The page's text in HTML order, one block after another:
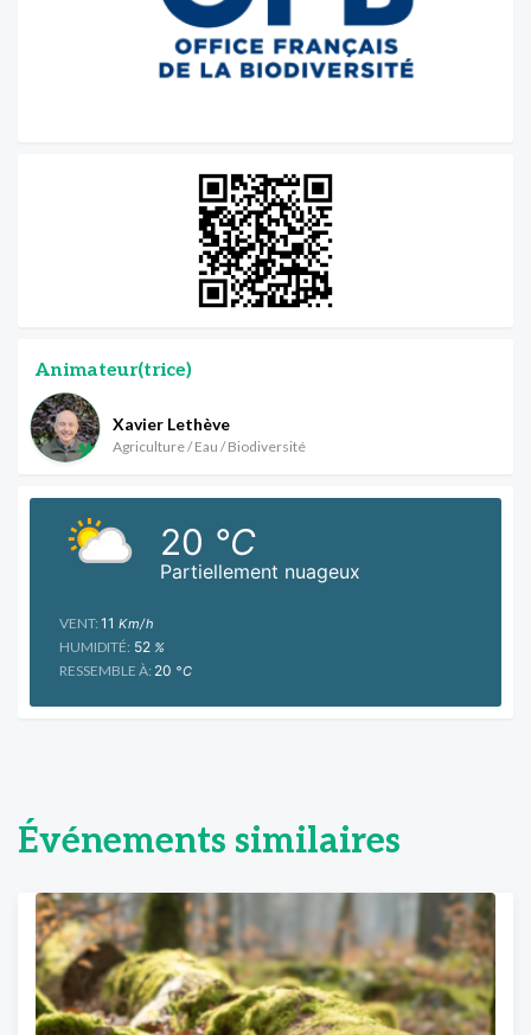
Animateur(trice)
Xavier Lethève
Agriculture / Eau / Biodiversité
Partiellement nuageux
20 °C
VENT: 11 Km/h
HUMIDITÉ: 52 %
RESSEMBLE À: 20 °C
Événements similaires